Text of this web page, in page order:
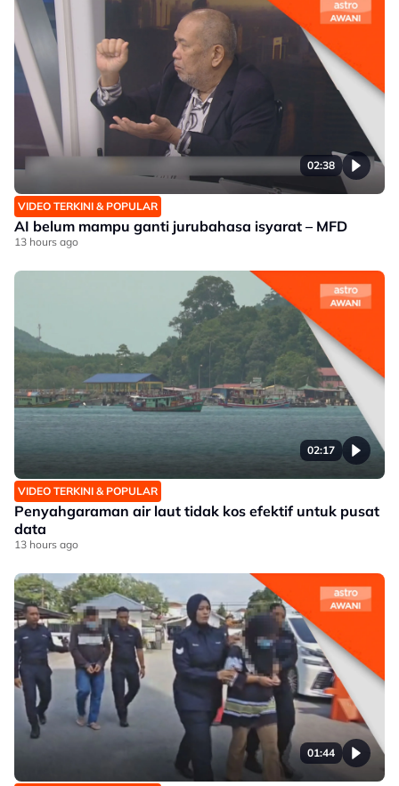
02:38
VIDEO TERKINI & POPULAR
AI belum mampu ganti jurubahasa isyarat – MFD
13 hours ago
02:17
VIDEO TERKINI & POPULAR
Penyahgaraman air laut tidak kos efektif untuk pusat
data
13 hours ago
01:44